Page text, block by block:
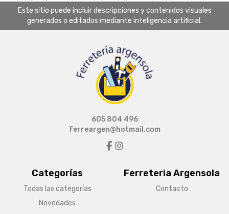
Este sitio puede incluir descripciones y contenidos visuales
generados o editados mediante inteligencia artificial.
Categorías
Todas las categorías
Novedades
Ferreteria Argensola
Contacto
605 804 496
ferreargen@hotmail.com